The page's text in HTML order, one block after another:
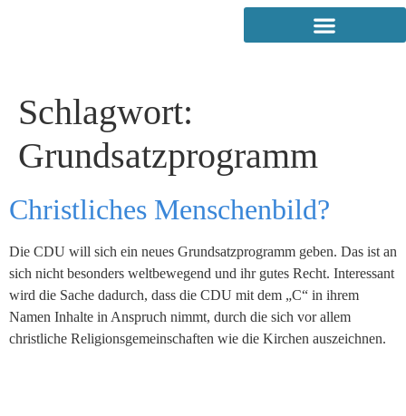
Schlagwort:
Grundsatzprogramm
Christliches Menschenbild?
Die CDU will sich ein neues Grundsatzprogramm geben. Das ist an
sich nicht besonders weltbewegend und ihr gutes Recht. Interessant
wird die Sache dadurch, dass die CDU mit dem „C“ in ihrem
Namen Inhalte in Anspruch nimmt, durch die sich vor allem
christliche Religionsgemeinschaften wie die Kirchen auszeichnen.